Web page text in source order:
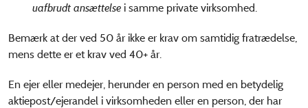
uafbrudt ansættelse i samme private virksomhed.
Bemærk at der ved 50 år ikke er krav om samtidig fratrædelse,
mens dette er et krav ved 40+ år.
En ejer eller medejer, herunder en person med en betydelig
aktiepost/ejerandel i virksomheden eller en person, der har